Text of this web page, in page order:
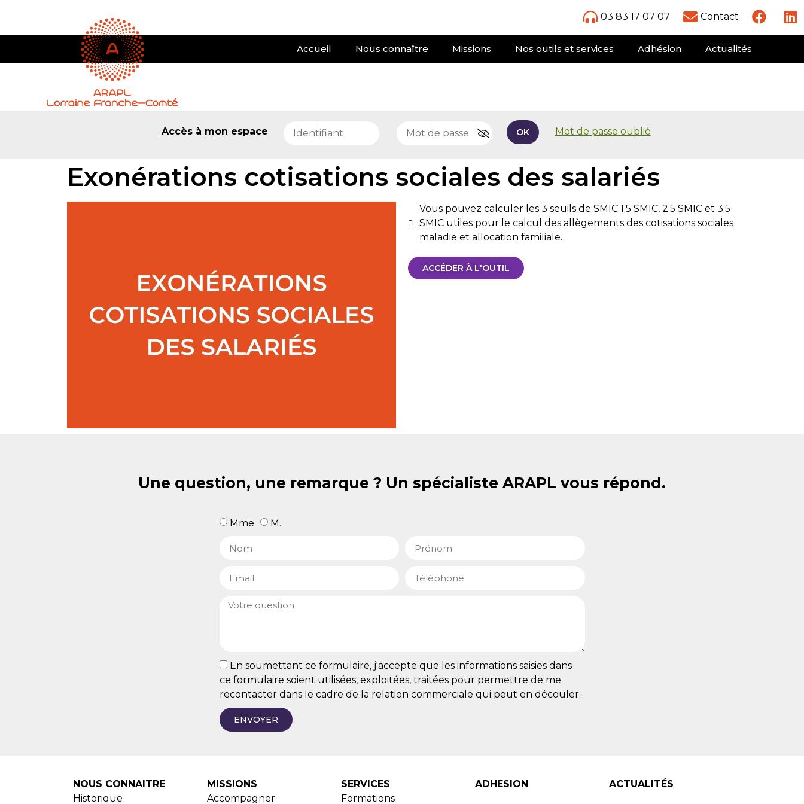
03 83 17 07 07 Contact
Accueil Nous connaître Missions Nos outils et services Adhésion Actualités
Accès à mon espace OK Mot de passe oublié
Exonérations cotisations sociales des salariés
Vous pouvez calculer les 3 seuils de SMIC 1.5 SMIC, 2.5 SMIC et 3.5
SMIC utiles pour le calcul des allègements des cotisations sociales
maladie et allocation familiale.
ACCÉDER À L'OUTIL
Une question, une remarque ? Un spécialiste ARAPL vous répond.
Mme M.
En soumettant ce formulaire, j'accepte que les informations saisies dans
ce formulaire soient utilisées, exploitées, traitées pour permettre de me
recontacter dans le cadre de la relation commerciale qui peut en découler.
ENVOYER
NOUS CONNAITRE
Historique
MISSIONS
Accompagner
SERVICES
Formations
ADHESION ACTUALITÉS